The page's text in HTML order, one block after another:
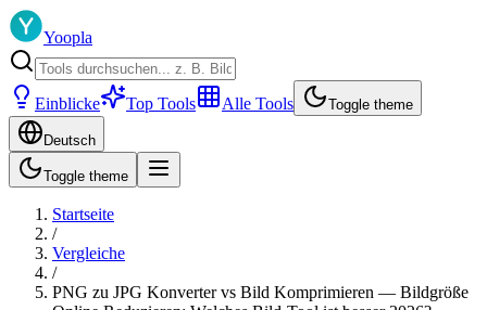
Yoopla
Einblicke Top Tools Alle Tools Toggle theme
Deutsch
Toggle theme
Startseite
/
Vergleiche
/
PNG zu JPG Konverter vs Bild Komprimieren — Bildgröße